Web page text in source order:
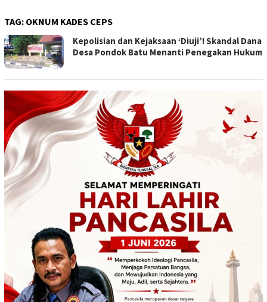
TAG: OKNUM KADES CEPS
Kepolisian dan Kejaksaan ‘Diuji’! Skandal Dana
Desa Pondok Batu Menanti Penegakan Hukum